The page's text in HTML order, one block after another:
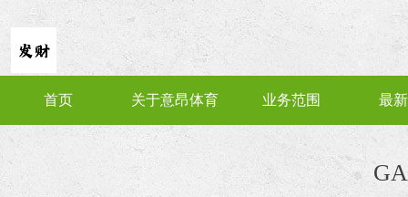
首页 关于意昂体育 业务范围 最